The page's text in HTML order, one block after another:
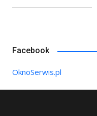
Facebook
OknoSerwis.pl